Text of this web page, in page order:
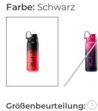
Farbe: Schwarz
Größenbeurteilung: ?